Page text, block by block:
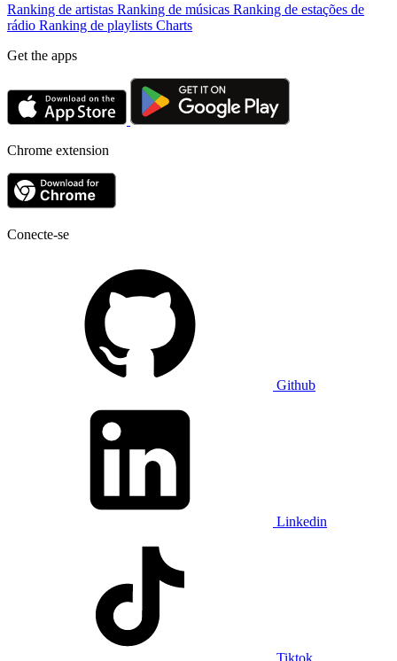
Ranking de artistas Ranking de músicas Ranking de estações de
rádio Ranking de playlists Charts
Get the apps
Chrome extension
Conecte-se
Github
Linkedin
Tiktok